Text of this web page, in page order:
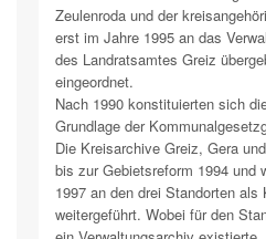
Zeulenroda und der
erst im Jahre 1995 an das
des Landratsamtes Greiz
eingeordnet.
Nach 1990 konstituierten sich
Grundlage der
Die Kreisarchive Greiz, Gera
bis zur Gebietsreform 1994 und
1997 an den drei Standorten als
weitergeführt. Wobei für den